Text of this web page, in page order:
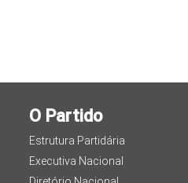
O Partido
Estrutura Partidária
Executiva Nacional